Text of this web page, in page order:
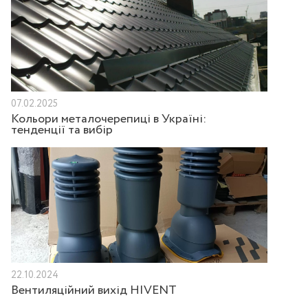
07.02.2025
Кольори металочерепиці в Україні:
тенденції та вибір
22.10.2024
Вентиляційний вихід HIVENT